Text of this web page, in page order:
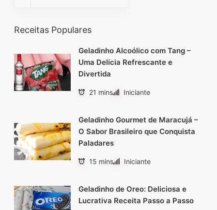
Receitas Populares
Geladinho Alcoólico com Tang –
Uma Delícia Refrescante e
Divertida
21 mins Iniciante
Geladinho Gourmet de Maracujá –
O Sabor Brasileiro que Conquista
Paladares
15 mins Iniciante
Geladinho de Oreo: Deliciosa e
Lucrativa Receita Passo a Passo